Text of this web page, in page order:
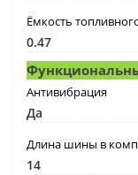
Ёмкость
0.47
Антивибрация
Да
Длина шины в
14